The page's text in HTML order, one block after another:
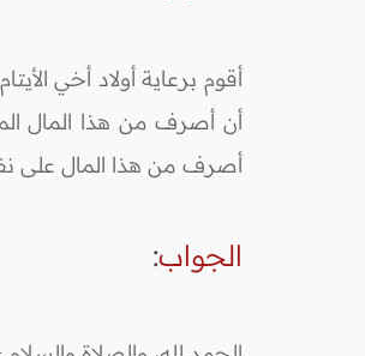
أقوم برعاية أولاد أخي
أن أصرف من هذا المال
أصرف من هذا المال على
الجواب: